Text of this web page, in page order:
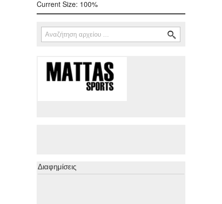
Current Size: 100%
Φόρμα αναζήτησης
Αναζήτηση
Διαφημίσεις